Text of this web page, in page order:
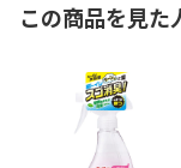
この商品を見た